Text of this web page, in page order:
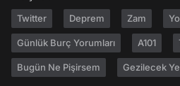
Twitter Deprem Zam
Günlük Burç Yorumları A101
Bugün Ne Pişirsem Gezilecek